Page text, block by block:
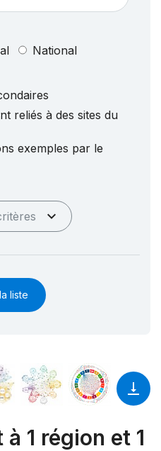
National
reliés à des sites du
exemples par le
liste
1 région et 1